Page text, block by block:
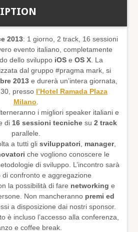
2013: 1 giorno, 2 track, 16 sessioni
evento italiano, completamente
dello sviluppo iOS e OS X . La
dal gruppo #pragma mark, si
2013 e durerà un’intera giornata,
presso l’Hotel Ramada Plaza
Milano
i migliori speaker italiani e
di 16 sessioni tecniche su 2 track
parallele.
a tutti gli sviluppatori manager,
che vogliono conoscere le
di sviluppo. L’incontro sarà
di confronto e aggregazione
la possibilità di fare networking e
Non mancheranno premi ed
a disposizione dai nostri sponsor.
è incluso l’accesso alla conferenza,
e coffee break.